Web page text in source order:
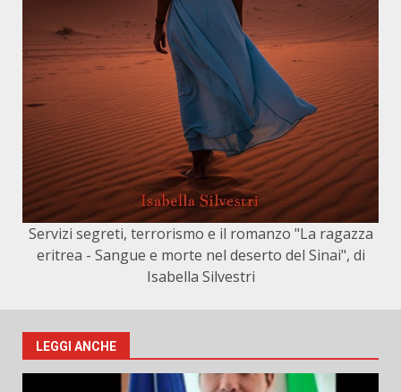
Servizi segreti, terrorismo e il romanzo "La ragazza
eritrea - Sangue e morte nel deserto del Sinai", di
Isabella Silvestri
LEGGI ANCHE